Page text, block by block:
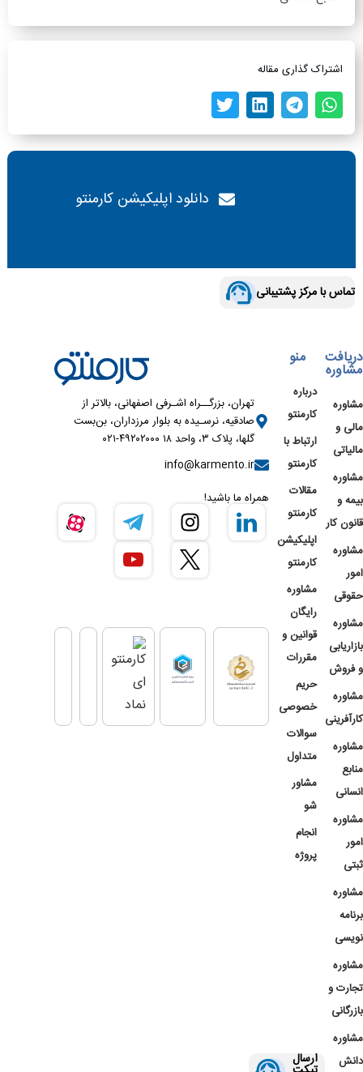
اشتراک گذاری مقاله
دانلود اپلیکیشن کارمنتو
تماس با مرکز پشتیبانی
دریافت
مشاوره
مشاوره
مالی و
مالیاتی
مشاوره
بیمه و
قانون کار
مشاوره
امور
حقوقی
مشاوره
بازاریابی
و فروش
مشاوره
کارآفرینی
مشاوره
منابع
انسانی
مشاوره
امور
ثبتی
مشاوره
برنامه
نویسی
مشاوره
تجارت و
بازرگانی
مشاوره
دانش
منو
درباره
کارمنتو
ارتباط با
کارمنتو
مقالات
کارمنتو
اپلیکیشن
کارمنتو
مشاوره
رایگان
قوانین و
مقررات
حریم
خصوصی
سوالات
متداول
مشاور
شو
انجام
پروژه
ارسال
تهران، بزرگــراه اشـرفی اصفهانی، بالاتر از
صادقیه، نرسـیده به بلوار مرزداران، بن‌بست
گلها، پلاک ۳، واحد ۱۸ ۴۹۲۰۲۰۰۰-۰۲۱
info@karmento.ir
همراه ما باشید!